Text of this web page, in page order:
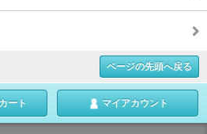
ページの先頭へ戻る
ート マイアカウント